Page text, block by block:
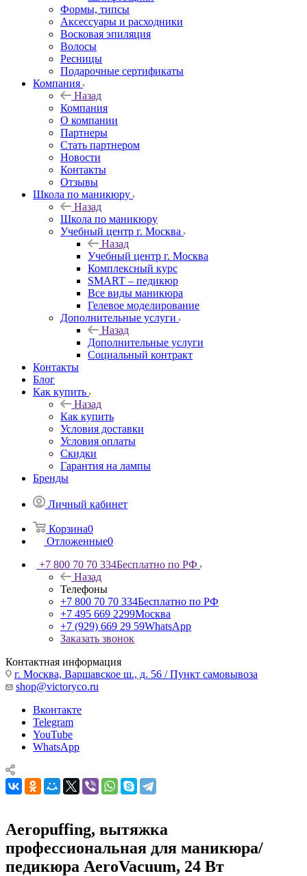
Формы, типсы
Аксессуары и расходники
Восковая эпиляция
Волосы
Ресницы
Подарочные сертификаты
Компания
Назад
Компания
О компании
Партнеры
Стать партнером
Новости
Контакты
Отзывы
Школа по маникюру
Назад
Школа по маникюру
Учебный центр г. Москва
Назад
Учебный центр г. Москва
Комплексный курс
SMART – педикюр
Все виды маникюра
Гелевое моделирование
Дополнительные услуги
Назад
Дополнительные услуги
Социальный контракт
Контакты
Блог
Как купить
Назад
Как купить
Условия доставки
Условия оплаты
Скидки
Гарантия на лампы
Бренды
Личный кабинет
Корзина0
Отложенные0
+7 800 70 70 334Бесплатно по РФ
Назад
Телефоны
+7 800 70 70 334Бесплатно по РФ
+7 495 669 2299Москва
+7 (929) 669 29 59WhatsApp
Заказать звонок
Контактная информация
г. Москва, Варшавское ш., д. 56 / Пункт самовывоза
shop@victoryco.ru
Вконтакте
Telegram
YouTube
WhatsApp
Aeropuffing, вытяжка
профессиональная для маникюра/
педикюра AeroVacuum, 24 Вт